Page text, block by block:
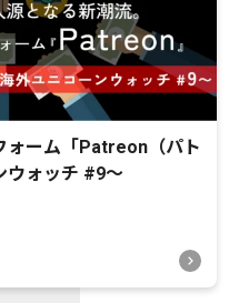
ォーム「Patreon（パト
ウォッチ #9〜